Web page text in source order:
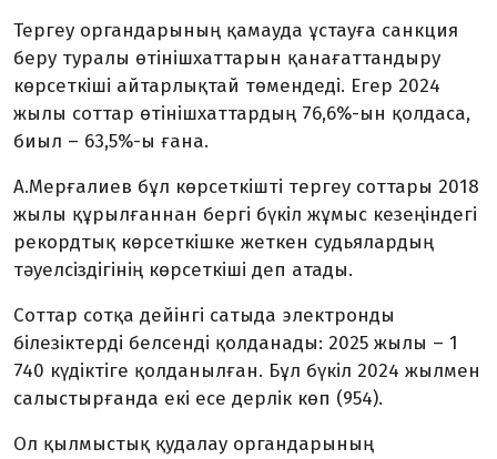
Тергеу органдарының қамауда ұстауға санкция
беру туралы өтінішхаттарын қанағаттандыру
көрсеткіші айтарлықтай төмендеді. Егер 2024
жылы соттар өтінішхаттардың 76,6%-ын қолдаса,
биыл – 63,5%-ы ғана.
А.Мерғалиев бұл көрсеткішті тергеу соттары 2018
жылы құрылғаннан бергі бүкіл жұмыс кезеңіндегі
рекордтық көрсеткішке жеткен судьялардың
тәуелсіздігінің көрсеткіші деп атады.
Соттар сотқа дейінгі сатыда электронды
білезіктерді белсенді қолданады: 2025 жылы – 1
740 күдіктіге қолданылған. Бұл бүкіл 2024 жылмен
салыстырғанда екі есе дерлік көп (954).
Ол қылмыстық қудалау органдарының